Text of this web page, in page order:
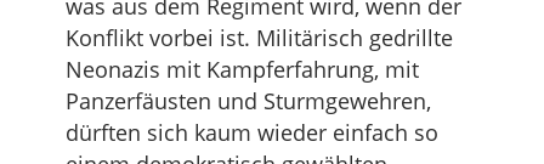
was aus dem Regiment wird, wenn der
Konflikt vorbei ist. Militärisch gedrillte
Neonazis mit Kampferfahrung, mit
Panzerfäusten und Sturmgewehren,
dürften sich kaum wieder einfach so